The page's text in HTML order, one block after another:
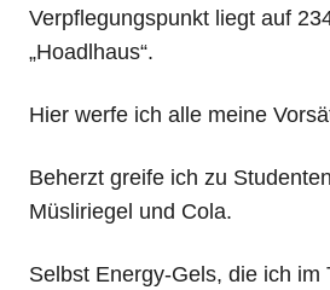
Verpflegungspunkt liegt auf
„Hoadlhaus“.
Hier werfe ich alle meine
Beherzt greife ich zu
Müsliriegel und Cola.
Selbst Energy-Gels, die ich im